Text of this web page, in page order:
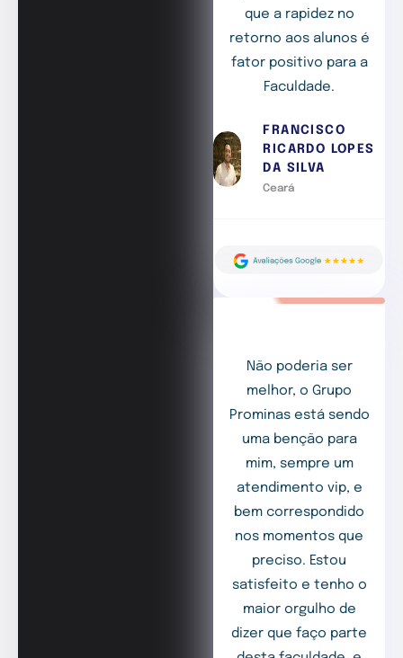
que a rapidez no
retorno aos alunos é
fator positivo para a
Faculdade.
FRANCISCO
RICARDO LOPES
DA SILVA
Ceará
Não poderia ser
melhor, o Grupo
Prominas está sendo
uma benção para
mim, sempre um
atendimento vip, e
bem correspondido
nos momentos que
preciso. Estou
satisfeito e tenho o
maior orgulho de
dizer que faço parte